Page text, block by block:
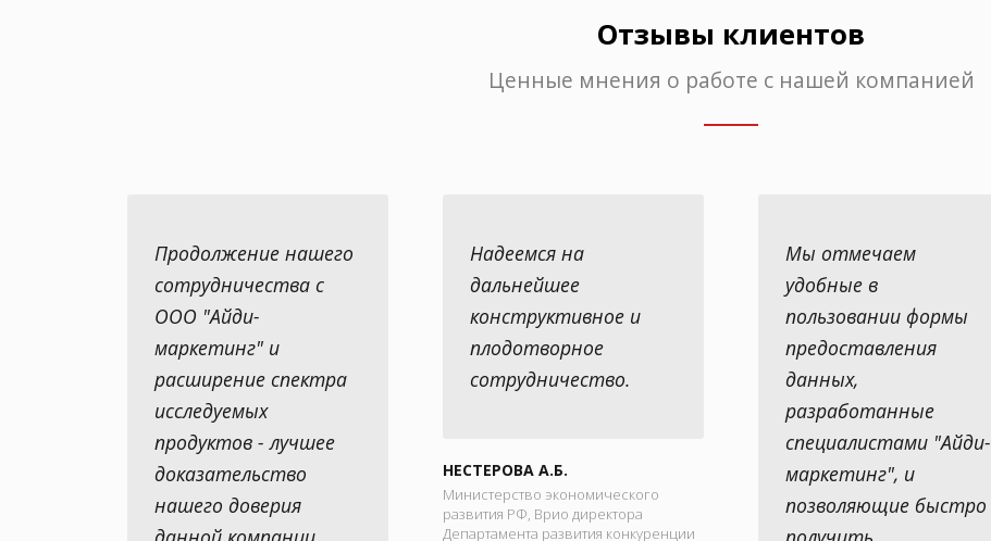
Отзывы клиентов
Ценные мнения о работе с нашей компанией
Продолжение нашего
сотрудничества с
ООО "Айди-
маркетинг" и
расширение спектра
исследуемых
продуктов - лучшее
доказательство
нашего доверия
Надеемся на
дальнейшее
конструктивное и
плодотворное
сотрудничество.
НЕСТЕРОВА А.Б.
Министерство экономического
развития РФ, Врио директора
Департамента развития конкуренции
Мы отмечаем
удобные в
пользовании формы
предоставления
данных,
разработанные
специалистами "Айди-
маркетинг", и
позволяющие быстро